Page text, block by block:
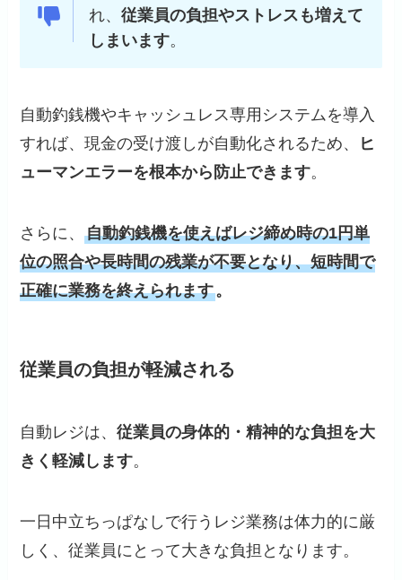
れ、 従業員の負担やストレスも増えて
しまいます。
自動釣銭機やキャッシュレス専用システムを導入
すれば、現金の受け渡しが自動化されるため、
ヒ
ューマンエラーを根本から防止できます。
さらに、自動釣銭機を使えばレジ締め時の1円単
位の照合や長時間の残業が不要となり、短時間で
正確に業務を終えられます。
従業員の負担が軽減される
自動レジは、従業員の身体的・精神的な負担を大
きく軽減します。
一日中立ちっぱなしで行うレジ業務は体力的に厳
しく、従業員にとって大きな負担となります。